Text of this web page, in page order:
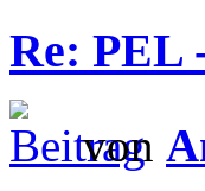
Re: PEL
von